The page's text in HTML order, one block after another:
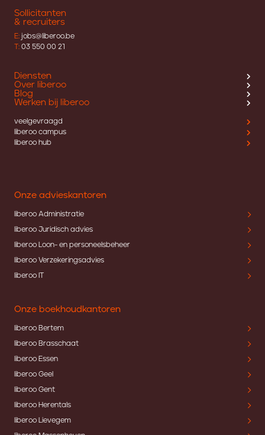
Sollicitanten
& recruiters
E: jobs@liberoo.be
T: 03 550 00 21
Diensten
Over liberoo
Blog
Werken bij liberoo
veelgevraagd
liberoo campus
liberoo hub
Onze advieskantoren
liberoo Administratie
liberoo Juridisch advies
liberoo Loon- en personeelsbeheer
liberoo Verzekeringsadvies
liberoo IT
Onze boekhoudkantoren
liberoo Bertem
liberoo Brasschaat
liberoo Essen
liberoo Geel
liberoo Gent
liberoo Herentals
liberoo Lievegem